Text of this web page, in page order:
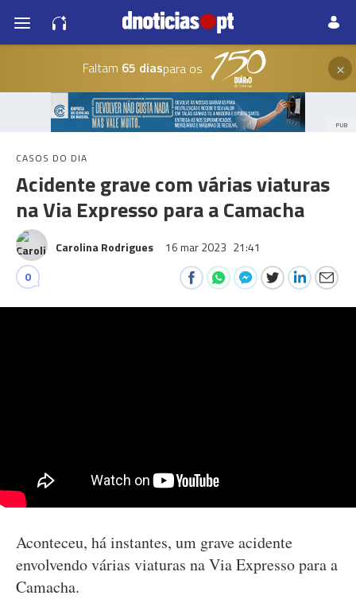
Faltam 65 diaspara os ×
PUB
CASOS DO DIA
Acidente grave com várias viaturas
na Via Expresso para a Camacha
Carolina Rodrigues 16 mar 2023 21:41
0
Aconteceu, há instantes, um grave acidente
envolvendo várias viaturas na Via Expresso para a
Camacha.